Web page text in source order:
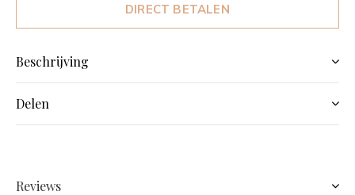
DIRECT BETALEN
Beschrijving
Delen
Reviews